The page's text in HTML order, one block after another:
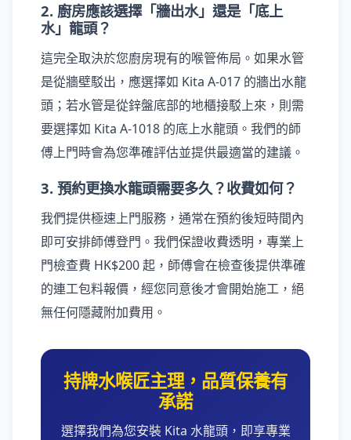
2. 廚房應該選擇「牆出水」還是「底上
水」龍頭？
這完全取決於您廚房現有的喉管佈局。如果水管
是從牆壁駁出，應選擇如 Kita A-017 的牆出水龍
頭；若水管是從鋅盤底部的地櫃接駁上來，則需
要選擇如 Kita A-1018 的底上水龍頭。我們的師
傅上門時會為您準確評估並提供最適當的建議。
3. 預約更換水龍頭需要多久？收費如何？
我們提供極速上門服務，通常在預約後短時間內
即可安排師傅登門。我們保證收費透明，專業上
門檢查費 HK$200 起，師傅會在檢查後提供準確
的連工包料報價，經您同意後才會開始施工，絕
無任何隱藏附加費用。
持牌水喉匠主理，品質保養有
承諾
選擇我們為您安裝 Kita 水龍頭，即享專業